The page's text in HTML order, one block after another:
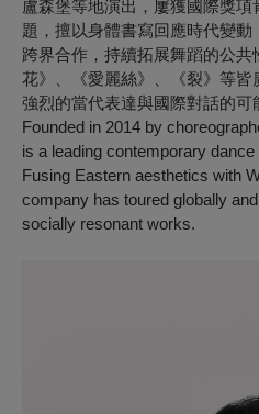
盧森堡等地演出，屢獲國際獎
題，擅以身體書寫回應時代變
跨界合作，持續拓展舞蹈的公
花》、《愛麗絲》、《裂》等
強烈的當代表達與國際對話的可
Founded in 2014 by
is a leading contemporary
Fusing Eastern aesthetics with
company has toured globally
socially resonant works.